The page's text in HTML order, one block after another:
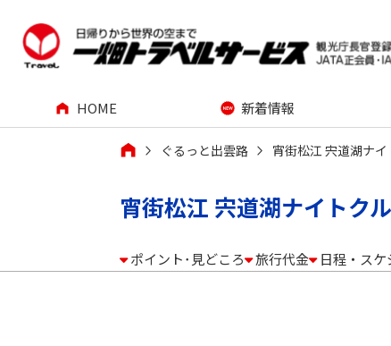
HOME 新着情報
ぐるっと出雲路 宵街松江 宍道湖ナ
宵街松江 宍道湖ナイトク
ポイント･見どころ 旅行代金 日程・スケ